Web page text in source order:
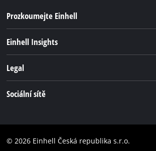
Prozkoumejte Einhell
Systém akumulátorů
Einhell Insights
Legal
Prohlášení o přístupnosti
Sociální sítě
Instagram
© 2026 Einhell Česká republika s.r.o.